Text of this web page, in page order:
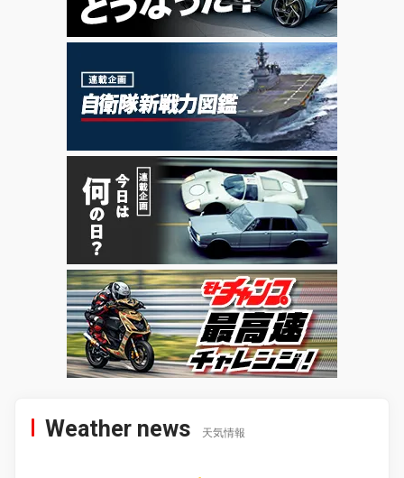
Weather news 天気情報